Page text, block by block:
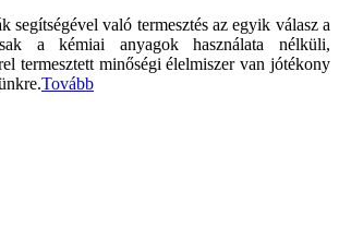
segítségével való termesztés az egyik válasz a
a kémiai anyagok használata nélküli,
termesztett minőségi élelmiszer van jótékony
Tovább